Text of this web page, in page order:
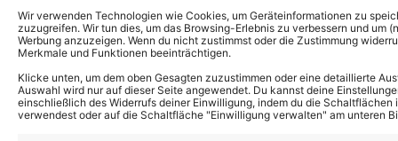
Wir verwenden Technologien wie Cookies, um Geräteinformationen zu
zuzugreifen. Wir tun dies, um das Browsing-Erlebnis zu verbessern und um
Werbung anzuzeigen. Wenn du nicht zustimmst oder die Zustimmung
Merkmale und Funktionen beeinträchtigen.
Klicke unten, um dem oben Gesagten zuzustimmen oder eine detaillierte
Auswahl wird nur auf dieser Seite angewendet. Du kannst deine
einschließlich des Widerrufs deiner Einwilligung, indem du die
verwendest oder auf die Schaltfläche "Einwilligung verwalten" am unteren
Schlagerband weitergeht!
Andy Borg über neue
Das ist für ihn das schönste
Kompliment
06.08.26
Goldene Henne 2026: Diese
Stars treten in diesem Jahr
bei der Gala auf
Stefan Mross enthüllt: